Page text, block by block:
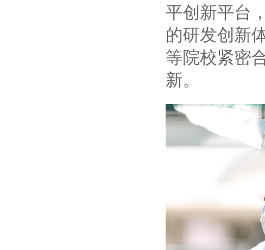
平创新平台
的研发创新
等院校紧密
新。